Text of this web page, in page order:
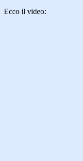
Ecco il video: